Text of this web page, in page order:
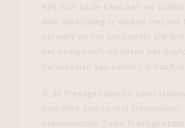
één druk op de knop aan uw
door verbinding te maken met het
netwerk en het produceert alle
het nodig heeft uit alleen het
Verwisselen van batterij is nooit
In de Presage collectie komt
esthetiek samen met traditioneel
vakmanschap. Seiko Presage staat